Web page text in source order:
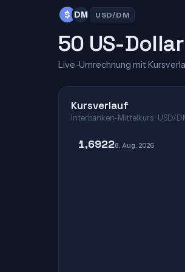
$ DM USD/DM
50 US-
Live-Umrechnung mit
Kursverlauf
Interbanken-Mittelkurs · USD/
1,69228. Aug. 2026